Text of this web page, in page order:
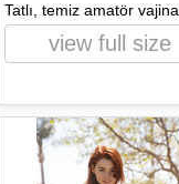
Tatlı, temiz amatör vajina
view full size